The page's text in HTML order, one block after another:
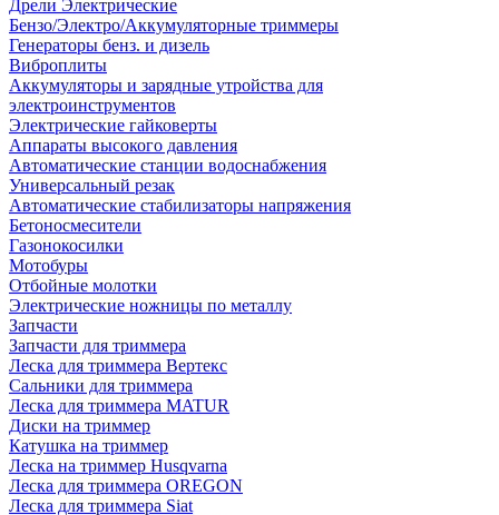
Дрели Электрические
Бензо/Электро/Аккумуляторные триммеры
Генераторы бенз. и дизель
Виброплиты
Аккумуляторы и зарядные утройства для
электроинструментов
Электрические гайковерты
Аппараты высокого давления
Автоматические станции водоснабжения
Универсальный резак
Автоматические стабилизаторы напряжения
Бетоносмесители
Газонокосилки
Мотобуры
Отбойные молотки
Электрические ножницы по металлу
Запчасти
Запчасти для триммера
Леска для триммера Вертекс
Сальники для триммера
Леска для триммера MATUR
Диски на триммер
Катушка на триммер
Леска на триммер Husqvarna
Леска для триммера OREGON
Леска для триммера Siat